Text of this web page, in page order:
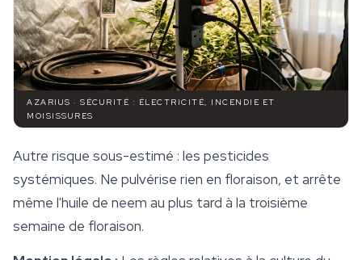
AZARIUS · SÉCURITÉ : ÉLECTRICITÉ, INCENDIE ET
MOISISSURES
Autre risque sous-estimé : les pesticides
systémiques. Ne pulvérise rien en floraison, et arrête
même l'huile de neem au plus tard à la troisième
semaine de floraison.